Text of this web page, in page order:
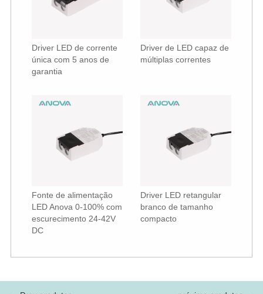
Driver LED de corrente
única com 5 anos de
garantia
Driver de LED capaz de
múltiplas correntes
Fonte de alimentação
LED Anova 0-100% com
escurecimento 24-42V
DC
Driver LED retangular
branco de tamanho
compacto